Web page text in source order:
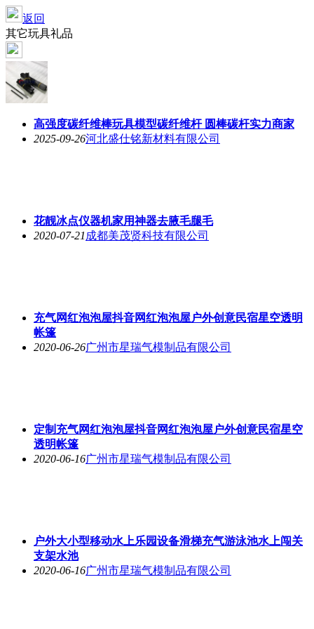
返回
其它玩具礼品
高强度碳纤维棒玩具模型碳纤维杆 圆棒碳杆实力商家
2025-09-26河北盛仕铭新材料有限公司
花靓冰点仪器机家用神器去腋毛腿毛
2020-07-21 成都美茂贤科技有限公司
充气网红泡泡屋抖音网红泡泡屋户外创意民宿星空透明
帐篷
2020-06-26广州市星瑞气模制品有限公司
定制充气网红泡泡屋抖音网红泡泡屋户外创意民宿星空
透明帐篷
2020-06-16广州市星瑞气模制品有限公司
户外大小型移动水上乐园设备滑梯充气游泳池水上闯关
支架水池
2020-06-16广州市星瑞气模制品有限公司